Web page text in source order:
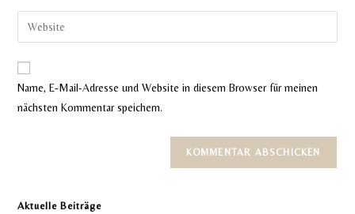
zum
Kommentieren
ein
E-
Mail-
zum
Kommentieren
ein
deine
Website-
Name, E-Mail-Adresse und Website in diesem Browser für meinen
nächsten Kommentar speichern.
Aktuelle Beiträge